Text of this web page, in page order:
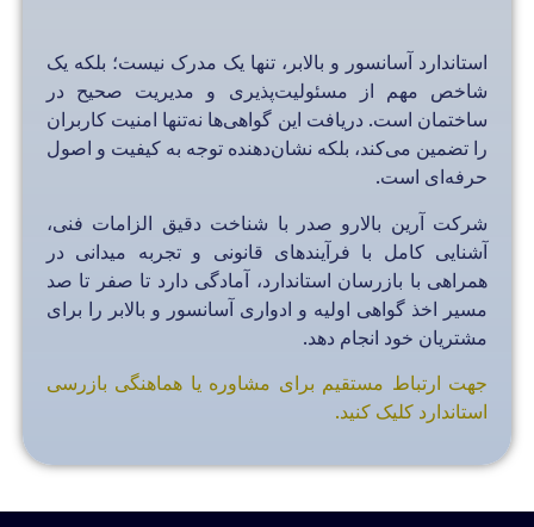
استاندارد آسانسور و بالابر، تنها یک مدرک نیست؛ بلکه یک
شاخص مهم از مسئولیت‌پذیری و مدیریت صحیح در
ساختمان است. دریافت این گواهی‌ها نه‌تنها امنیت کاربران
را تضمین می‌کند، بلکه نشان‌دهنده توجه به کیفیت و اصول
حرفه‌ای است.
شرکت آرین بالارو صدر با شناخت دقیق الزامات فنی،
آشنایی کامل با فرآیندهای قانونی و تجربه میدانی در
همراهی با بازرسان استاندارد، آمادگی دارد تا صفر تا صد
مسیر اخذ گواهی اولیه و ادواری آسانسور و بالابر را برای
مشتریان خود انجام دهد.
جهت ارتباط مستقیم برای مشاوره یا هماهنگی بازرسی
استاندارد کلیک کنید.